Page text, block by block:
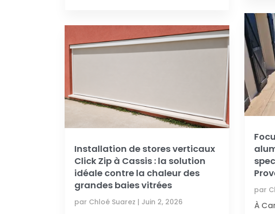
Installation de stores verticaux
Click Zip à Cassis : la solution
idéale contre la chaleur des
grandes baies vitrées
par Chloé Suarez | Juin 2, 2026
par
À